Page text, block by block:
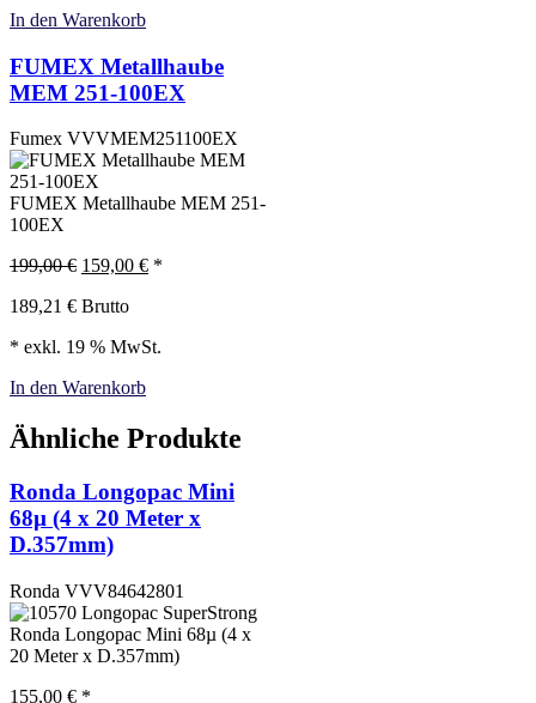
In den Warenkorb
FUMEX Metallhaube
MEM 251-100EX
Fumex VVVMEM251100EX
FUMEX Metallhaube MEM 251-
100EX
199,00€ 159,00 € *
189,21 € Brutto
* exkl. 19 % MwSt.
In den Warenkorb
Ähnliche Produkte
Ronda Longopac Mini
68µ (4 x 20 Meter x
D.357mm)
Ronda VVV84642801
Ronda Longopac Mini 68µ (4 x
20 Meter x D.357mm)
155,00 € *